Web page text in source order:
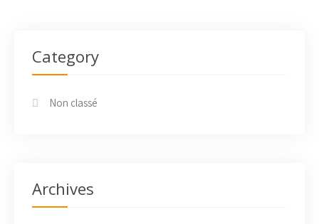
Category
Non classé
Archives